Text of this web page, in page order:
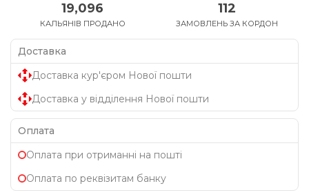
19,096
КАЛЬЯНІВ ПРОДАНО
112
ЗАМОВЛЕНЬ ЗА КОРДОН
Доставка
Доставка кур'єром Нової пошти
Доставка у відділення Нової пошти
Оплата
Оплата при отриманні на пошті
Оплата по реквізитам банку